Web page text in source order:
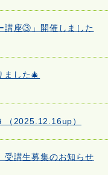
講座③」開催しました
ました🎄
（2025.12.16up）
講生募集のお知らせ